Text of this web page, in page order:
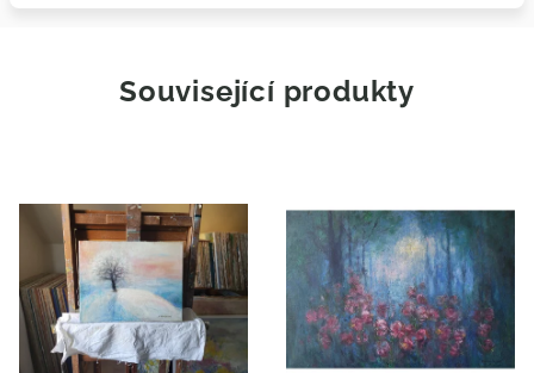
Související produkty